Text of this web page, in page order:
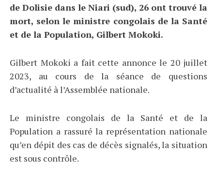
de Dolisie dans le Niari (sud), 26 ont trouvé la
mort, selon le ministre congolais de la Santé
et de la Population, Gilbert Mokoki.
Gilbert Mokoki a fait cette annonce le 20 juillet
2023, au cours de la séance de questions
d’actualité à l’Assemblée nationale.
Le ministre congolais de la Santé et de la
Population a rassuré la représentation nationale
qu’en dépit des cas de décès signalés, la situation
est sous contrôle.